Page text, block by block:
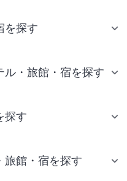
を探す
ル・旅館・宿を探す
探す
旅館・宿を探す